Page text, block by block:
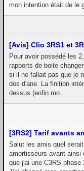
mon intention était de le
[Avis] Clio 3RS1 et
Pour avoir possédé les
rapports de boite
si il ne fallait pas que je
dos d'ane. La finition
dessus (enfin mo...
[3RS2] Tarif avants
Salut les amis quel
amortisseurs avant ainsi
que j'ai une C3RS